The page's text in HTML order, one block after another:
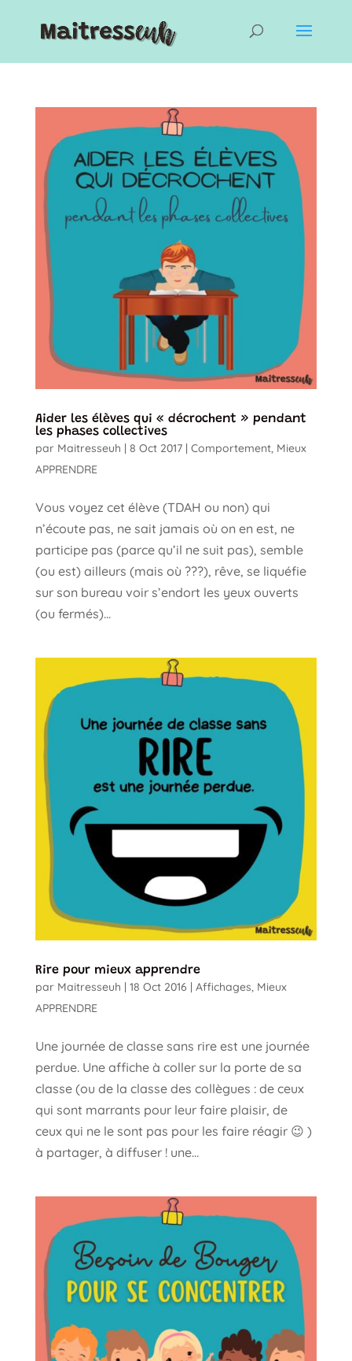
Aider les élèves qui « décrochent » pendant
les phases collectives
par Maitresseuh 8 Oct 2017| Comportement, Mieux
APPRENDRE
Vous voyez cet élève (TDAH ou non) qui
n’écoute pas, ne sait jamais où on en est, ne
participe pas (parce qu’il ne suit pas), semble
(ou est) ailleurs (mais où ???), rêve, se liquéfie
sur son bureau voir s’endort les yeux ouverts
(ou fermés)...
Rire pour mieux apprendre
par Maitresseuh | 18 Oct 2016 | Affichages, Mieux
APPRENDRE
Une journée de classe sans rire est une journée
perdue. Une affiche à coller sur la porte de sa
classe (ou de la classe des collègues : de ceux
qui sont marrants pour leur faire plaisir, de
ceux qui ne le sont pas pour les faire réagir 😉 )
à partager, à diffuser ! une...